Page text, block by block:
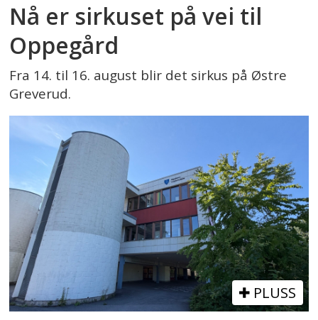
Nå er sirkuset på vei til
Oppegård
Fra 14. til 16. august blir det sirkus på Østre
Greverud.
PLUSS